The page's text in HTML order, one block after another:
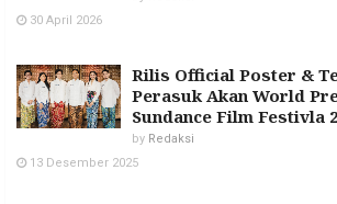
30 April 2026
Rilis Official Poster &
Perasuk Akan World
Sundance Film Festivla
by Redaksi
13 Desember 2025